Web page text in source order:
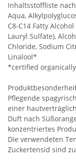
Inhaltsstoffliste nach
Aqua,
C8-C14 Fatty
Lauryl Sulfate),
Chloride, Sodium
Linalool*
*certified
Pflegende
einer
Duft nach
konzentriertes
Die verwendeten
Zuckertensid sind